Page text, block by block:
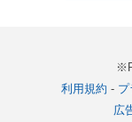
利用規約 -
広